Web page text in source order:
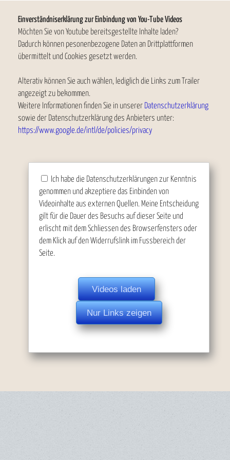
Einverständniserklärung zur Einbindung von You-Tube Videos
Möchten Sie von Youtube bereitsgestellte Inhalte laden?
Dadurch können pesonenbezogene Daten an Drittplattformen
übermittelt und Cookies gesetzt werden.
Alterativ können Sie auch wählen, lediglich die Links zum Trailer
angezeigt zu bekommen.
Weitere Informationen finden Sie in unserer Datenschutzerklärung
sowie der Datenschutzerklärung des Anbieters unter:
https://www.google.de/intl/de/policies/privacy
Ich habe die Datenschutzerklärungen zur Kenntnis
genommen und akzeptiere das Einbinden von
Videoinhalte aus externen Quellen. Meine Entscheidung
gilt für die Dauer des Besuchs auf dieser Seite und
erlischt mit dem Schliessen des Browserfensters oder
dem Klick auf den Widerrufslink im Fussbereich der
Seite.